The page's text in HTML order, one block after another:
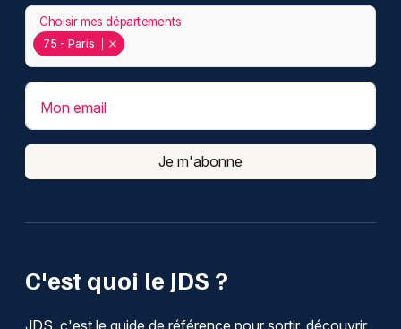
C'est quoi le JDS ?
75 - Paris
Choisir mes départements
Mon email
Je m'abonne